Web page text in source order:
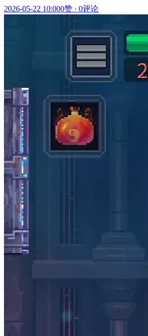
2026-05-22 10:000赞 · 0评论